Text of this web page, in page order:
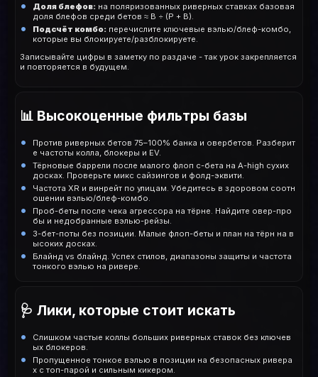
Доля блефов:на поляризованных риверных ставках базовая
доля блефов среди бетов ≈ B ÷ (P + B).
Подсчёт комбо:перечислите ключевые вэлью/блеф-комбо,
которые вы блокируете/разблокируете.
Записывайте цифры в заметку по раздаче - так урок закрепляется
и повторяется в будущем.
📊 Высокоценные фильтры базы
Против риверных бетов 75–100% банка и овербетов. Разберит
е частоты колла, блокеры и EV.
Тёрновые баррели после малого флоп c-бета на A-high сухих
досках. Проверьте микс сайзингов и фолд-эквити.
Частота XR и винрейт по улицам. Убедитесь в здоровом соотн
ошении вэлью/блеф-комбо.
Проб-беты после чека агрессора на тёрне. Найдите овер-про
бы и недобранные вэлью-рейзы.
3-бет-поты без позиции. Малые флоп-беты и план на тёрн на в
ысоких досках.
Блайнд vs блайнд. Успех стилов, диапазоны защиты и частота
тонкого вэлью на ривере.
🩺 Лики, которые стоит искать
Слишком частые коллы больших риверных ставок без ключев
ых блокеров.
Пропущенное тонкое вэлью в позиции на безопасных ривера
х с топ-парой и сильным кикером.